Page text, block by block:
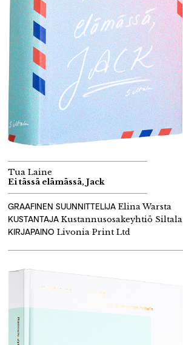
Tua Laine
Ei tässä elämässä, Jack
GRAAFINEN SUUNNITTELIJA Elina Warsta
KUSTANTAJA Kustannusosakeyhtiö Siltala
KIRJAPAINO Livonia Print Ltd